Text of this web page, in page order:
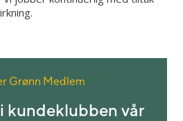
Grønn Medlem
kundeklubben vår